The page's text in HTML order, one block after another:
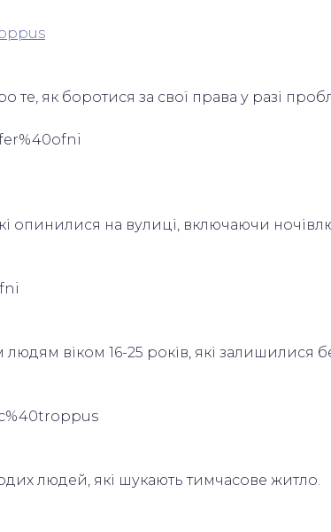
те, як боротися за свої права у разі
опинилися на вулиці, включаючи
віком 16-25 років, які залишилися
людей, які шукають тимчасове житло.